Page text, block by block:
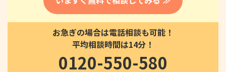
お急ぎの場合は電話相談も可能！
平均相談時間は14分！
0120-550-580